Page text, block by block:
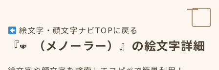
絵文字・顔文字ナビTOPに戻る
『 （メノーラー）』の絵文字詳細